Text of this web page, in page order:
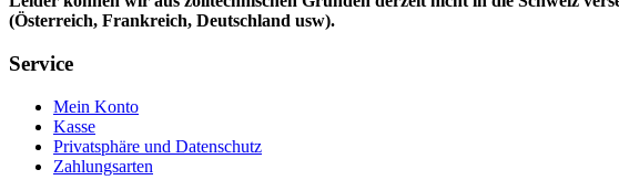
(Österreich, Frankreich, Deutschland usw).
Service
Mein Konto
Kasse
Privatsphäre und Datenschutz
Zahlungsarten